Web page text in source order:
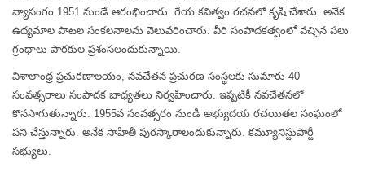
వ్యాసంగం 1951 నుండే ఆరంభించారు. గేయ కవిత్వం రచనలో కృషి చేశారు. అనేక
ఉద్యమాల పాటల సంకలనాలను వెలువరించారు. వీరి సంపాదకత్వంలో వచ్చిన పలు
గ్రంథాలు పాఠకుల ప్రశంసలందుకున్నాయి.
విశాలాంధ్ర ప్రచురణాలయం, నవచేతన ప్రచురణ సంస్థలకు సుమారు 40
సంవత్సరాలు సంపాదక బాధ్యతలు నిర్వహించారు. ఇప్పటికీ నవచేతనలో
కొనసాగుతున్నారు. 1955వ సంవత్సరం నుండి అభ్యుదయ రచయితల సంఘంలో
పని చేస్తున్నారు. అనేక సాహితీ పురస్కారాలందుకున్నారు. కమ్యూనిస్టుపార్టీ
సభ్యులు.